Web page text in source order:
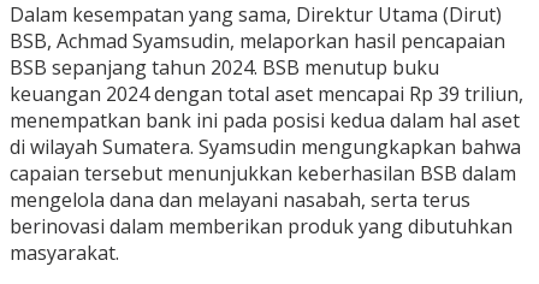
Dalam kesempatan yang sama, Direktur Utama (Dirut)
BSB, Achmad Syamsudin, melaporkan hasil pencapaian
BSB sepanjang tahun 2024. BSB menutup buku
keuangan 2024 dengan total aset mencapai Rp 39 triliun,
menempatkan bank ini pada posisi kedua dalam hal aset
di wilayah Sumatera. Syamsudin mengungkapkan bahwa
capaian tersebut menunjukkan keberhasilan BSB dalam
mengelola dana dan melayani nasabah, serta terus
berinovasi dalam memberikan produk yang dibutuhkan
masyarakat.